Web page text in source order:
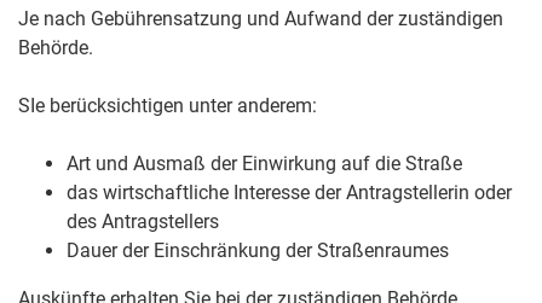
Je nach Gebührensatzung und Aufwand der zuständigen
Behörde.
SIe berücksichtigen unter anderem:
Art und Ausmaß der Einwirkung auf die Straße
das wirtschaftliche Interesse der Antragstellerin oder
des Antragstellers
Dauer der Einschränkung der Straßenraumes